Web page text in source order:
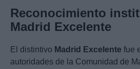
Reconocimiento
Madrid Excelente
El distintivo Madrid Excelente fue
autoridades de la Comunidad de